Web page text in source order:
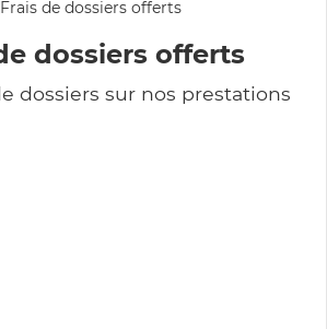
dossiers offerts
dossiers sur nos prestations